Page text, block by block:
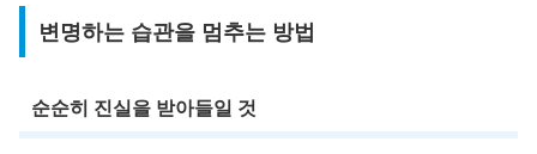
변명하는 습관을 멈추는 방법
순순히 진실을 받아들일 것